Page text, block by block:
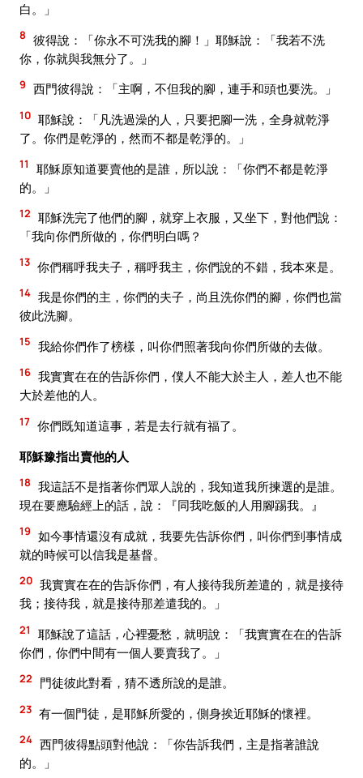
白。」
8 彼得說：「你永不可洗我的腳！」耶穌說：「我若不洗
你，你就與我無分了。」
9 西門彼得說：「主啊，不但我的腳，連手和頭也要洗。」
10 耶穌說：「凡洗過澡的人，只要把腳一洗，全身就乾淨
了。你們是乾淨的，然而不都是乾淨的。」
11
耶穌原知道要賣他的是誰，所以說：「你們不都是乾淨
的。」
12 耶穌洗完了他們的腳，就穿上衣服，又坐下，對他們說：
「我向你們所做的，你們明白嗎？
13 你們稱呼我夫子，稱呼我主，你們說的不錯，我本來是。
14 我是你們的主，你們的夫子，尚且洗你們的腳，你們也當
彼此洗腳。
15 我給你們作了榜樣，叫你們照著我向你們所做的去做。
16 我實實在在的告訴你們，僕人不能大於主人，差人也不能
大於差他的人。
17 你們既知道這事，若是去行就有福了。
耶穌豫指出賣他的人
18 我這話不是指著你們眾人說的，我知道我所揀選的是誰。
現在要應驗經上的話，說：『同我吃飯的人用腳踢我。』
19 如今事情還沒有成就，我要先告訴你們，叫你們到事情成
就的時候可以信我是基督。
20 我實實在在的告訴你們，有人接待我所差遣的，就是接待
我；接待我，就是接待那差遣我的。」
21
耶穌說了這話，心裡憂愁，就明說：「我實實在在的告訴
你們，你們中間有一個人要賣我了。」
22 門徒彼此對看，猜不透所說的是誰。
23 有一個門徒，是耶穌所愛的，側身挨近耶穌的懷裡。
24 西門彼得點頭對他說：「你告訴我們，主是指著誰說
的。」